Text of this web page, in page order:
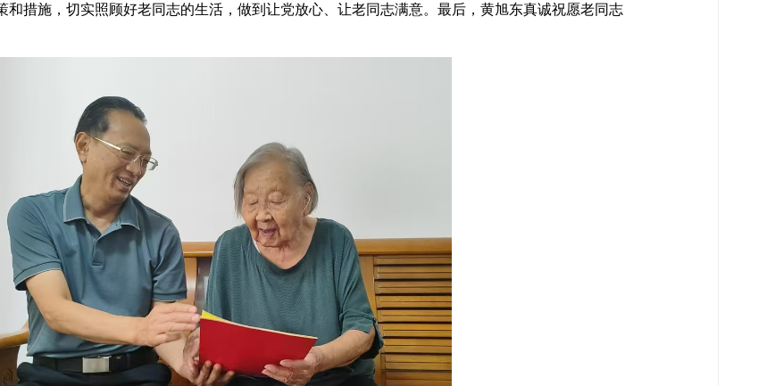
和措施，切实照顾好老同志的生活，做到让党放心、让老同志满意。最后，黄旭东真诚祝愿老同志